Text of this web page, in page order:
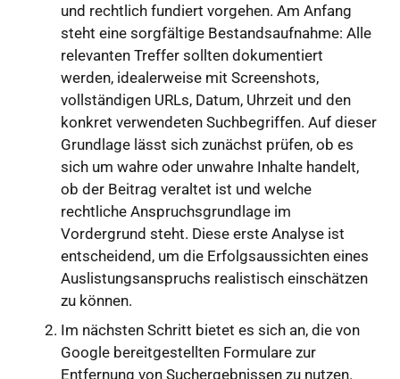
und rechtlich fundiert vorgehen. Am Anfang
steht eine sorgfältige Bestandsaufnahme: Alle
relevanten Treffer sollten dokumentiert
werden, idealerweise mit Screenshots,
vollständigen URLs, Datum, Uhrzeit und den
konkret verwendeten Suchbegriffen. Auf dieser
Grundlage lässt sich zunächst prüfen, ob es
sich um wahre oder unwahre Inhalte handelt,
ob der Beitrag veraltet ist und welche
rechtliche Anspruchsgrundlage im
Vordergrund steht. Diese erste Analyse ist
entscheidend, um die Erfolgsaussichten eines
Auslistungsanspruchs realistisch einschätzen
zu können.
Im nächsten Schritt bietet es sich an, die von
Google bereitgestellten Formulare zur
Entfernung von Suchergebnissen zu nutzen.